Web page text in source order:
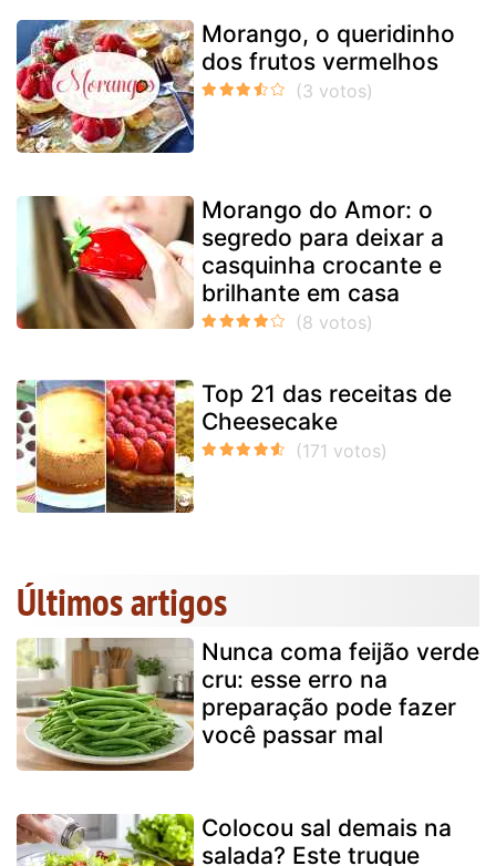
Morango, o queridinho
dos frutos vermelhos
Morango do Amor: o
segredo para deixar a
casquinha crocante e
brilhante em casa
Top 21 das receitas de
Cheesecake
Últimos artigos
Nunca coma feijão verde
cru: esse erro na
preparação pode fazer
você passar mal
Colocou sal demais na
salada? Este truque